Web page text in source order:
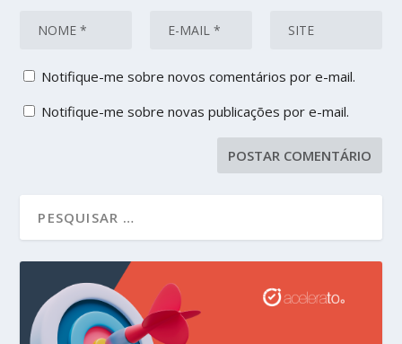
Notifique-me sobre novos comentários por e-mail.
Notifique-me sobre novas publicações por e-mail.